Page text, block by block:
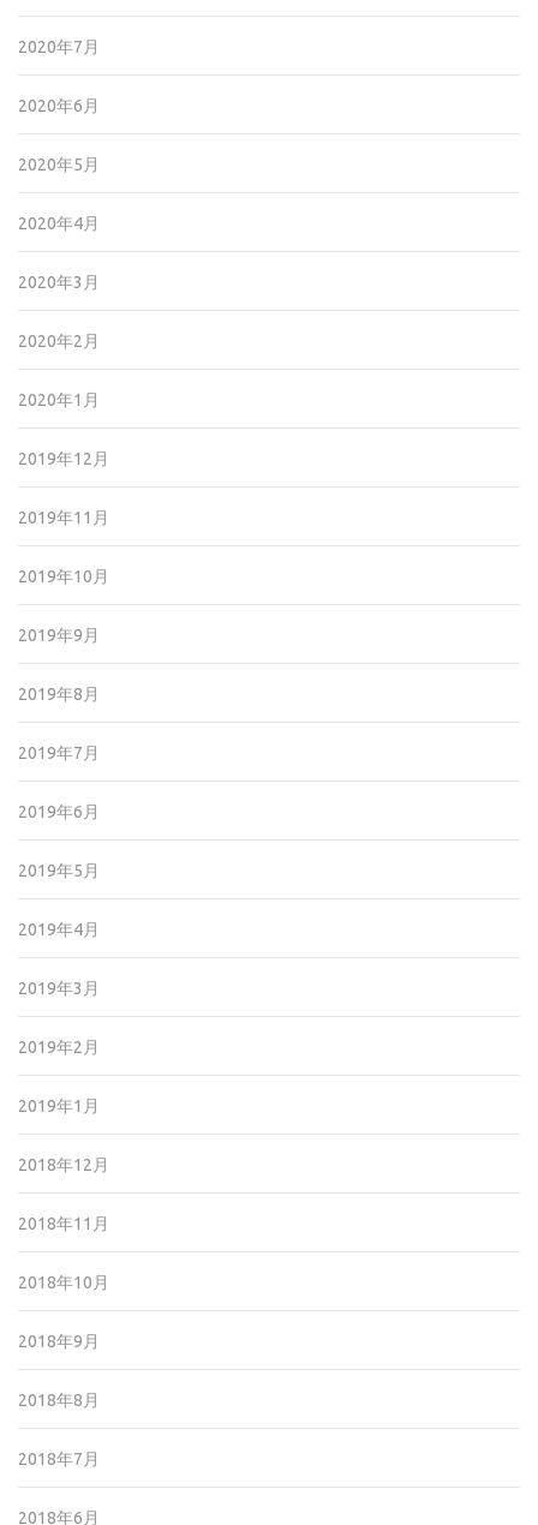
2020年7月
2020年6月
2020年5月
2020年4月
2020年3月
2020年2月
2020年1月
2019年12月
2019年11月
2019年10月
2019年9月
2019年8月
2019年7月
2019年6月
2019年5月
2019年4月
2019年3月
2019年2月
2019年1月
2018年12月
2018年11月
2018年10月
2018年9月
2018年8月
2018年7月
2018年6月